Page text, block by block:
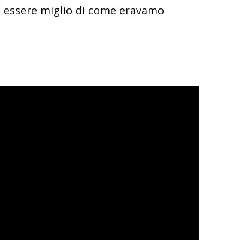
miglio di come eravamo